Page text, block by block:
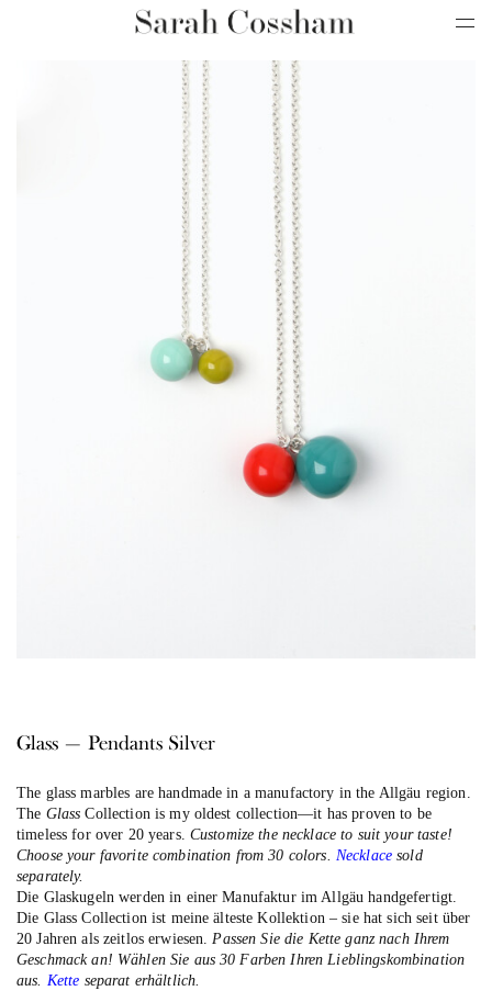
Glass — Pendants Silver
The glass marbles are handmade in a manufactory in the Allgäu region.
The Glass Collection is my oldest collection—it has proven to be
timeless for over 20 years. Customize the necklace to suit your taste!
Choose your favorite combination from 30 colors. Necklace sold
separately.
Die Glaskugeln werden in einer Manufaktur im Allgäu handgefertigt.
Die Glass Collection ist meine älteste Kollektion – sie hat sich seit über
20 Jahren als zeitlos erwiesen.Passen Sie die Kette ganz nach Ihrem
Geschmack an! Wählen Sie aus 30 Farben Ihren Lieblingskombination
aus. Kette separat erhältlich.